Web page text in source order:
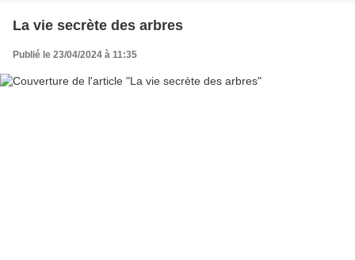
La vie secrète des arbres
Publié le 23/04/2024 à 11:35